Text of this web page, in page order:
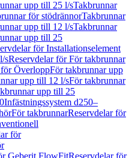
upp till 25 l/sTakbrunnar
för stödrännorTakbrunnar
upp till 12 l/sTakbrunnar
upp till 25
för Installationselement
sReservdelar för För takbrunnar
ÖverloppFör takbrunnar upp
upp till 12 l/sFör takbrunnar
upp till 25
Infästningssystem d250–
För takbrunnarReservdelar för
för
Geberit FlowFitReservdelar för